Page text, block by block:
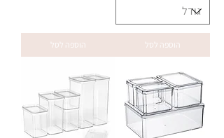
הוספה לסל הוספה לסל